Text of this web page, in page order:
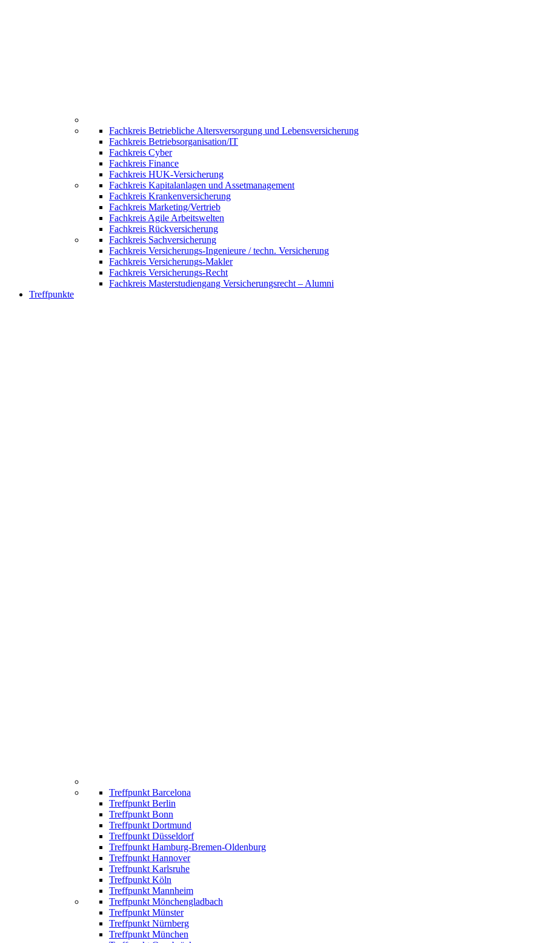
Fachkreis Betriebliche Altersversorgung und Lebensversicherung
Fachkreis Betriebsorganisation/IT
Fachkreis Cyber
Fachkreis Finance
Fachkreis HUK-Versicherung
Fachkreis Kapitalanlagen und Assetmanagement
Fachkreis Krankenversicherung
Fachkreis Marketing/Vertrieb
Fachkreis Agile Arbeitswelten
Fachkreis Rückversicherung
Fachkreis Sachversicherung
Fachkreis Versicherungs-Ingenieure / techn. Versicherung
Fachkreis Versicherungs-Makler
Fachkreis Versicherungs-Recht
Fachkreis Masterstudiengang Versicherungsrecht – Alumni
Treffpunkte
Treffpunkt Barcelona
Treffpunkt Berlin
Treffpunkt Bonn
Treffpunkt Dortmund
Treffpunkt Düsseldorf
Treffpunkt Hamburg-Bremen-Oldenburg
Treffpunkt Hannover
Treffpunkt Karlsruhe
Treffpunkt Köln
Treffpunkt Mannheim
Treffpunkt Mönchengladbach
Treffpunkt Münster
Treffpunkt Nürnberg
Treffpunkt München